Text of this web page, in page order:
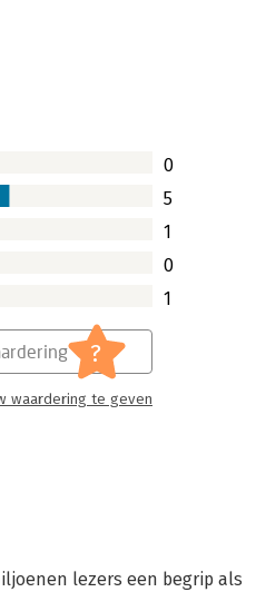
0
5
1
0
1
?
waardering te geven
lezers een begrip als